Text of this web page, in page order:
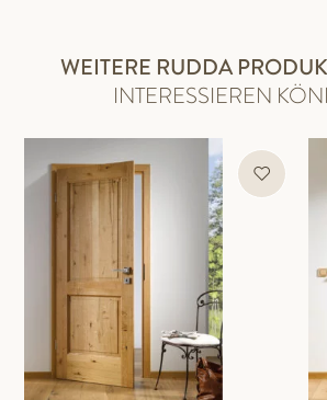
WEITERE RUDDA
INTERESSIEREN